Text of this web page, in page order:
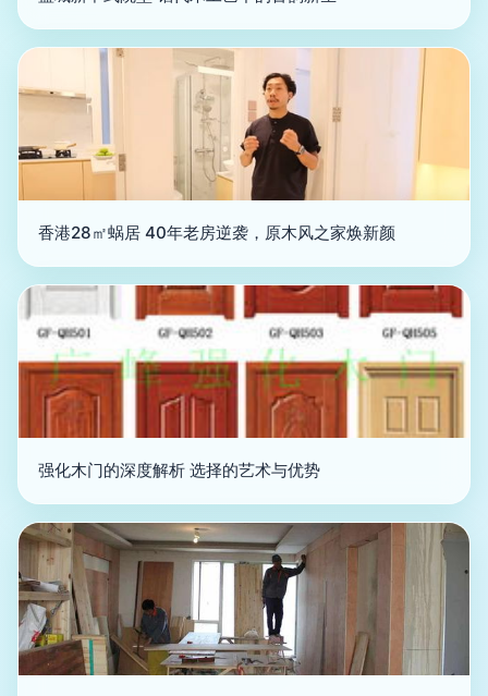
香港28㎡蜗居 40年老房逆袭，原木风之家焕新颜
强化木门的深度解析 选择的艺术与优势